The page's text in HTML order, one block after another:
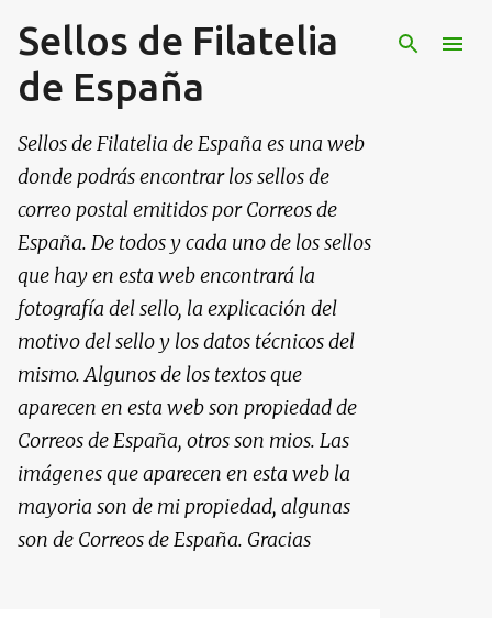
Ir al contenido principal
Sellos de Filatelia
de España
Sellos de Filatelia de España es una web
donde podrás encontrar los sellos de
correo postal emitidos por Correos de
España. De todos y cada uno de los sellos
que hay en esta web encontrará la
fotografía del sello, la explicación del
motivo del sello y los datos técnicos del
mismo. Algunos de los textos que
aparecen en esta web son propiedad de
Correos de España, otros son mios. Las
imágenes que aparecen en esta web la
mayoria son de mi propiedad, algunas
son de Correos de España. Gracias